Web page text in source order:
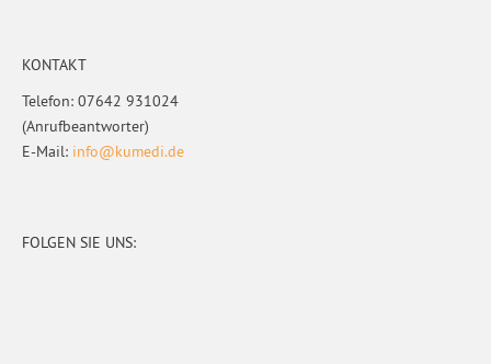
KONTAKT
Telefon: 07642 931024
(Anrufbeantworter)
E-Mail: info@kumedi.de
FOLGEN SIE UNS: